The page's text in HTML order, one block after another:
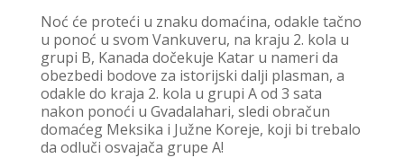
Noć će proteći u znaku domaćina, odakle tačno
u ponoć u svom Vankuveru, na kraju 2. kola u
grupi B, Kanada dočekuje Katar u nameri da
obezbedi bodove za istorijski dalji plasman, a
odakle do kraja 2. kola u grupi A od 3 sata
nakon ponoći u Gvadalahari, sledi obračun
domaćeg Meksika i Južne Koreje, koji bi trebalo
da odluči osvajača grupe A!